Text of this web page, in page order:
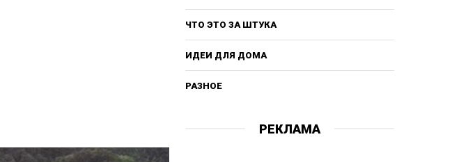
ЧТО ЭТО ЗА ШТУКА
ИДЕИ ДЛЯ ДОМА
РАЗНОЕ
РЕКЛАМА